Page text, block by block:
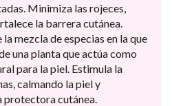
Minimiza las rojeces,
la barrera cutánea.
mezcla de especias en la que
una planta que actúa como
para la piel. Estimula la
calmando la piel y
cutánea.